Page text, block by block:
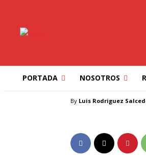
PORTADA NOSOTROS
JUNTA
By Luis Rodriguez